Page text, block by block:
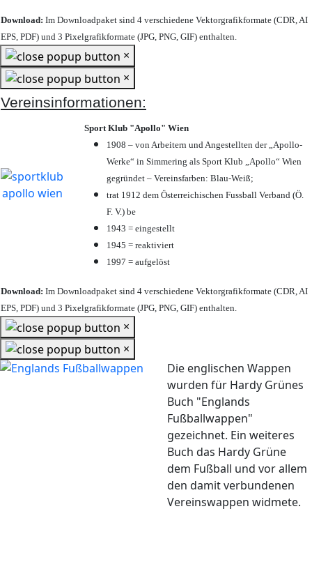
Download: Im Downloadpaket sind 4 verschiedene Vektorgrafikformate (CDR, AI
EPS, PDF) und 3 Pixelgrafikformate (JPG, PNG, GIF) enthalten.
×
×
Vereinsinformationen:
Sport Klub "Apollo" Wien
1908 – von Arbeitern und Angestellten der „Apollo-
Werke“ in Simmering als Sport Klub „Apollo“ Wien
gegründet – Vereinsfarben: Blau-Weiß;
trat 1912 dem Österreichischen Fussball Verband (Ö.
F. V.) be
1943 = eingestellt
1945 = reaktiviert
1997 = aufgelöst
Download: Im Downloadpaket sind 4 verschiedene Vektorgrafikformate (CDR, AI
EPS, PDF) und 3 Pixelgrafikformate (JPG, PNG, GIF) enthalten.
×
×
Die englischen Wappen
wurden für Hardy Grünes
Buch "Englands
Fußballwappen"
gezeichnet. Ein weiteres
Buch das Hardy Grüne
dem Fußball und vor allem
den damit verbundenen
Vereinswappen widmete.